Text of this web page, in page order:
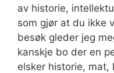
av historie,
som gjør at du ikke
besøk gleder jeg
kanskje bo der en
elsker historie,